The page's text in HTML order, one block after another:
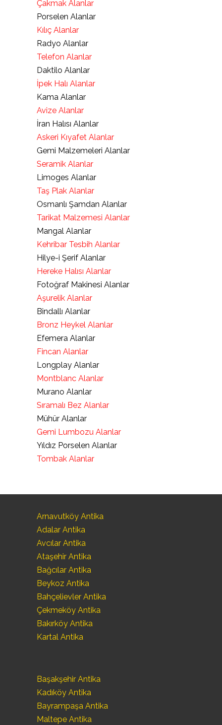
Çakmak Alanlar
Porselen Alanlar
Kılıç Alanlar
Radyo Alanlar
Telefon Alanlar
Daktilo Alanlar
İpek Halı Alanlar
Kama Alanlar
Avize Alanlar
İran Halısı Alanlar
Askeri Kıyafet Alanlar
Gemi Malzemeleri Alanlar
Seramik Alanlar
Limoges Alanlar
Taş Plak Alanlar
Osmanlı Şamdan Alanlar
Tarikat Malzemesi Alanlar
Mangal Alanlar
Kehribar Tesbih Alanlar
Hilye-i Şerif Alanlar
Hereke Halısı Alanlar
Fotoğraf Makinesi Alanlar
Aşurelik Alanlar
Bindallı Alanlar
Bronz Heykel Alanlar
Efemera Alanlar
Fincan Alanlar
Longplay Alanlar
Montblanc Alanlar
Murano Alanlar
Sıramalı Bez Alanlar
Mühür Alanlar
Gemi Lumbozu Alanlar
Yıldız Porselen Alanlar
Tombak Alanlar
Arnavutköy Antika
Adalar Antika
Avcılar Antika
Ataşehir Antika
Bağcılar Antika
Beykoz Antika
Bahçelievler Antika
Çekmeköy Antika
Bakırköy Antika
Kartal Antika
Başakşehir Antika
Kadıköy Antika
Bayrampaşa Antika
Maltepe Antika